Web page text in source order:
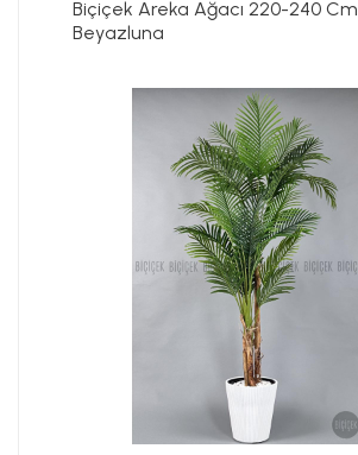
Biçiçek Areka Ağacı 220-240 Cm
Beyazluna